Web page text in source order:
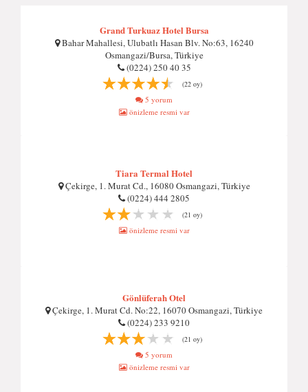
Grand Turkuaz Hotel Bursa
Bahar Mahallesi, Ulubatlı Hasan Blv. No:63, 16240
Osmangazi/Bursa, Türkiye
(0224) 250 40 35
(22 oy)
5 yorum
önizleme resmi var
Tiara Termal Hotel
Çekirge, 1. Murat Cd., 16080 Osmangazi, Türkiye
(0224) 444 2805
(21 oy)
önizleme resmi var
Gönlüferah Otel
Çekirge, 1. Murat Cd. No:22, 16070 Osmangazi, Türkiye
(0224) 233 9210
(21 oy)
5 yorum
önizleme resmi var